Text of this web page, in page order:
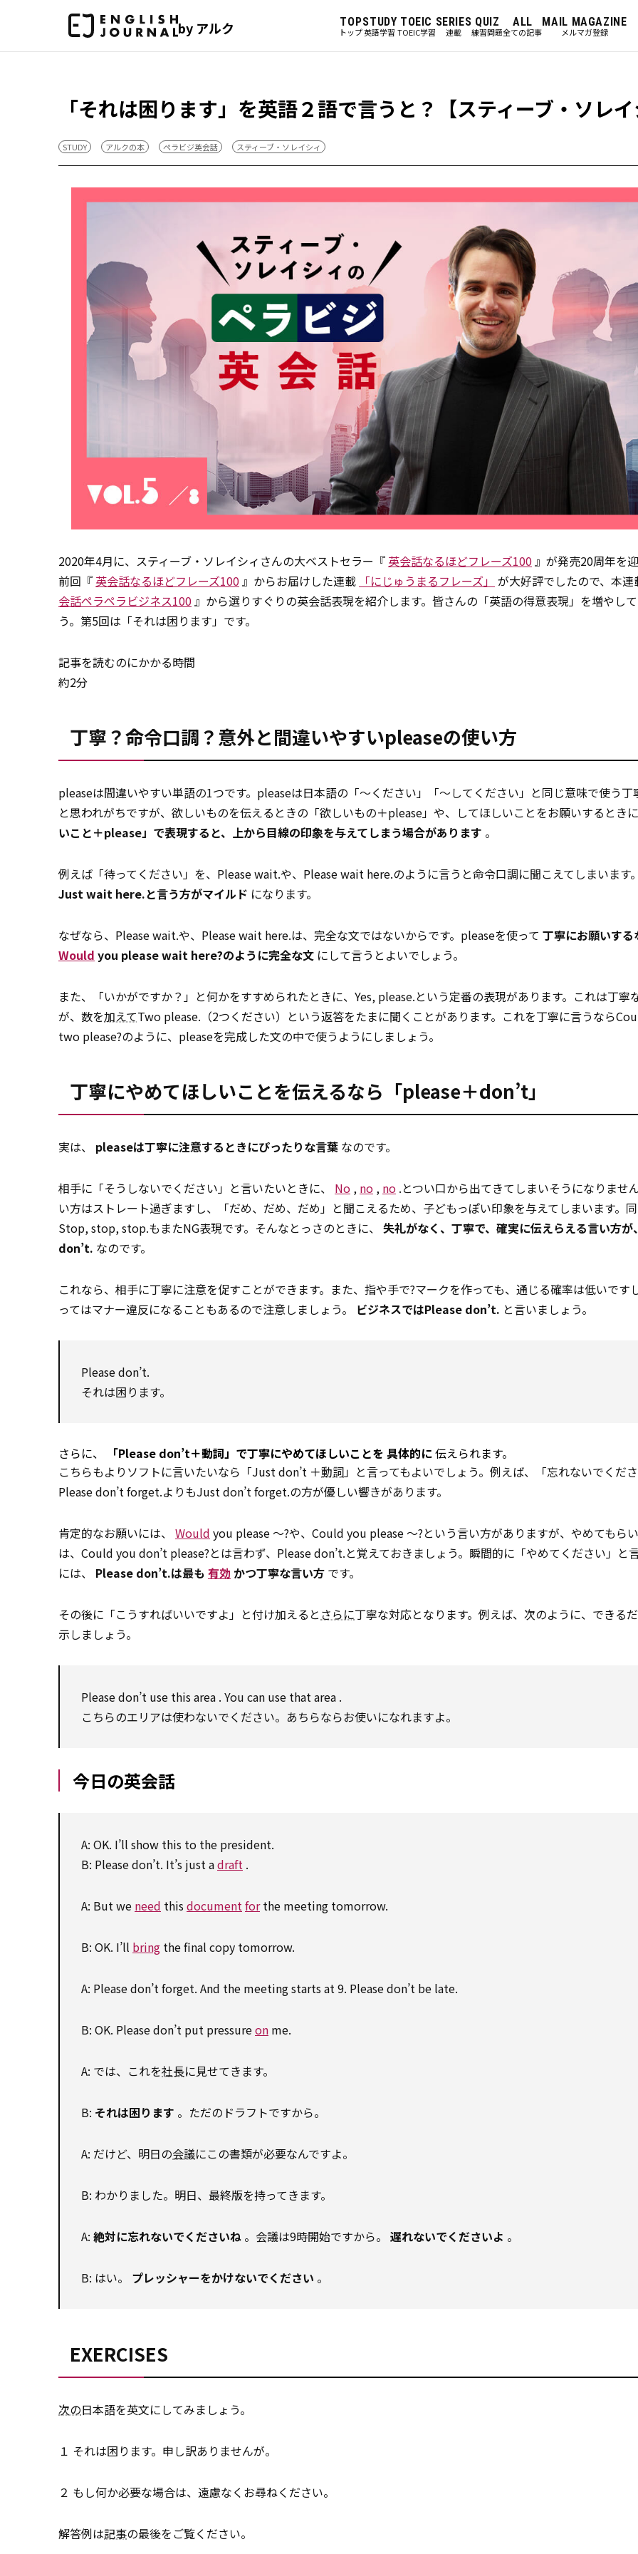
by アルク TOP
トップ
STUDY
英語学習
TOEIC
TOEIC学習
SERIES
連載
QUIZ
練習問題
ALL
全ての記事
MAIL MAGAZINE
メルマガ登録
「それは困ります」を英語２語で言うと？【スティーブ・ソレイ
STUDY アルクの本 ペラビジ英会話 スティーブ・ソレイシィ
2020年4月に、スティーブ・ソレイシィさんの大ベストセラー『 英会話なるほどフレーズ100』が発売20周年を
前回『 英会話なるほどフレーズ100』からお届けした連載 「にじゅうまるフレーズ」 が大好評でしたので、本連
会話ペラペラビジネス100』から選りすぐりの英会話表現を紹介します。皆さんの「英語の得意表現」を増やし
う。第5回は「それは困ります」です。
記事を読むのにかかる時間
約2分
丁寧？命令口調？意外と間違いやすいpleaseの使い方
pleaseは間違いやすい単語の1つです。pleaseは日本語の「～ください」「～してください」と同じ意味で使う丁
と思われがちですが、欲しいものを伝えるときの「欲しいもの＋please」や、してほしいことをお願いするときに
いこと＋please」で表現すると、上から目線の印象を与えてしまう場合があります 。
例えば「待ってください」を、Please wait.や、Please wait here.のように言うと命令口調に聞こえてしまいます
Just wait here.と言う方がマイルド になります。
なぜなら、Please wait.や、Please wait here.は、完全な文ではないからです。pleaseを使って 丁寧にお願いする
Would you please wait here?のように完全な文 にして言うとよいでしょう。
また、「いかがですか？」と何かをすすめられたときに、Yes, please.という定番の表現があります。これは丁寧
が、数を加えてTwo please.（2つください）という返答をたまに聞くことがあります。これを丁寧に言うなら
two please?のように、pleaseを完成した文の中で使うようにしましょう。
丁寧にやめてほしいことを伝えるなら「please＋don’t」
実は、 pleaseは丁寧に注意するときにぴったりな言葉 なのです。
相手に「そうしないでください」と言いたいときに、 No , no , no .とつい口から出てきてしまいそうになりませ
い方はストレート過ぎますし、「だめ、だめ、だめ」と聞こえるため、子どもっぽい印象を与えてしまいます。同
Stop, stop, stop.もまたNG表現です。そんなとっさのときに、 失礼がなく、丁寧で、確実に伝えらえる言い方
don’t. なのです。
これなら、相手に丁寧に注意を促すことができます。また、指や手で?マークを作っても、通じる確率は低いです
ってはマナー違反になることもあるので注意しましょう。 ビジネスではPlease don’t. と言いましょう。
Please don’t.
それは困ります。
さらに、 「Please don’t＋動詞」で丁寧にやめてほしいことを 具体的に伝えられます。
こちらもよりソフトに言いたいなら「Just don’t ＋動詞」と言ってもよいでしょう。例えば、「忘れないでくださ
Please don’t forget.よりもJust don’t forget.の方が優しい響きがあります。
肯定的なお願いには、 Would you please ～?や、Could you please ～?という言い方がありますが、やめてもら
は、Could you don’t please?とは言わず、Please don’t.と覚えておきましょう。瞬間的に「やめてください」と
には、 Please don’t.は最も 有効 かつ丁寧な言い方 です。
その後に「こうすればいいですよ」と付け加えると さらに丁寧な対応となります。例えば、次のように、できる
示しましょう。
Please don’t use this area . You can use thatarea .
こちらのエリアは使わないでください。あちらならお使いになれますよ。
今日の英会話
A: OK. I’ll show this to the president.
B: Please don’t. It’s just adraft .
A: But we need this documentforthe meeting tomorrow.
B: OK. I’ll bring the final copy tomorrow.
A: Please don’t forget. And the meeting starts at 9. Please don’t be late.
B: OK. Please don’t put pressureon me.
A: では、これを社長に見せてきます。
B: それは困ります 。ただのドラフトですから。
A: だけど、明日の会議にこの書類が必要なんですよ。
B: わかりました。明日、最終版を持ってきます。
A: 絶対に忘れないでくださいね 。会議は9時開始ですから。 遅れないでくださいよ 。
B: はい。 プレッシャーをかけないでください 。
EXERCISES
次の日本語を英文にしてみましょう。
１ それは困ります。申し訳ありませんが。
２ もし何か必要な場合は、遠慮なくお尋ねください。
解答例は記事の最後をご覧ください。